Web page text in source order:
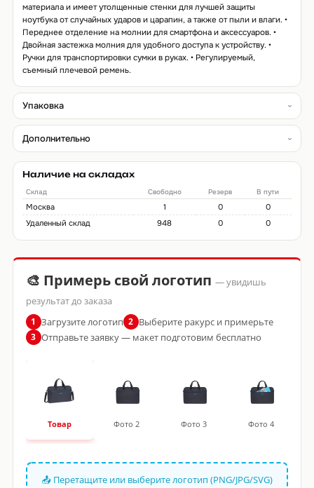
материала и имеет утолщенные стенки для лучшей защиты
ноутбука от случайных ударов и царапин, а также от пыли и влаги. •
Переднее отделение на молнии для смартфона и аксессуаров. •
Двойная застежка молния для удобного доступа к устройству. •
Ручки для транспортировки сумки в руках. • Регулируемый,
съемный плечевой ремень.
Упаковка
Дополнительно
Наличие на складах
Склад Свободно Резерв В пути
Москва 1 0
0
Удаленный склад
948 0 0
🎨 Примерь свой логотип — увидишь
результат до заказа
1 Загрузите логотип 2 Выберите ракурс и примерьте
3 Отправьте заявку — макет подготовим бесплатно
Товар Фото 2 Фото 3 Фото 4
📤 Перетащите или выберите логотип (PNG/JPG/SVG)